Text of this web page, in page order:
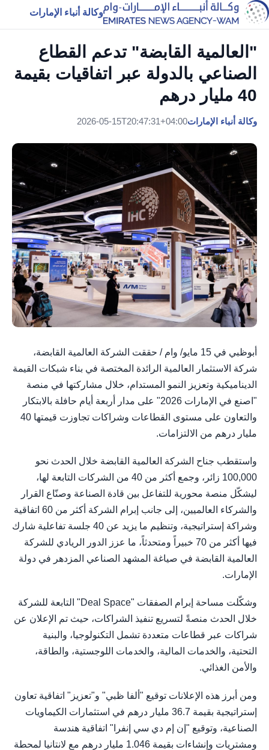
وكالة أنباء الإمارات
"العالمية القابضة" تدعم القطاع
الصناعي بالدولة عبر اتفاقيات بقيمة
40 مليار درهم
وكالة أنباء الإمارات2026-05-15T20:47:31+04:00
أبوظبي في 15 مايو/ وام / حققت الشركة العالمية القابضة،
شركة الاستثمار العالمية الرائدة المختصة في بناء شبكات القيمة
الديناميكية وتعزيز النمو المستدام، خلال مشاركتها في منصة
"اصنع في الإمارات 2026" على مدار أربعة أيام حافلة بالابتكار
والتعاون على مستوى القطاعات وشراكات تجاوزت قيمتها 40
مليار درهم من الالتزامات.
واستقطب جناح الشركة العالمية القابضة خلال الحدث نحو
100,000 زائر، وجمع أكثر من 40 من الشركات التابعة لها،
ليشكّل منصة محورية للتفاعل بين قادة الصناعة وصنّاع القرار
والشركاء العالميين، إلى جانب إبرام الشركة أكثر من 60 اتفاقية
وشراكة إستراتيجية، وتنظيم ما يزيد عن 40 جلسة تفاعلية شارك
فيها أكثر من 70 خبيراً ومتحدثاً، ما عزز الدور الريادي للشركة
العالمية القابضة في صياغة المشهد الصناعي المزدهر في دولة
الإمارات.
وشكّلت مساحة إبرام الصفقات "Deal Space" التابعة للشركة
خلال الحدث منصةً لتسريع تنفيذ الشراكات، حيث تم الإعلان عن
شراكات عبر قطاعات متعددة تشمل التكنولوجيا، والبنية
التحتية، والخدمات المالية، والخدمات اللوجستية، والطاقة،
والأمن الغذائي.
ومن أبرز هذه الإعلانات توقيع "ألفا ظبي" و"تعزيز" اتفاقية تعاون
إستراتيجية بقيمة 36.7 مليار درهم في استثمارات الكيماويات
الصناعية، وتوقيع "إن إم دي سي إنفرا" اتفاقية هندسة
ومشتريات وإنشاءات بقيمة 1.046 مليار درهم مع لانتانيا لمحطة